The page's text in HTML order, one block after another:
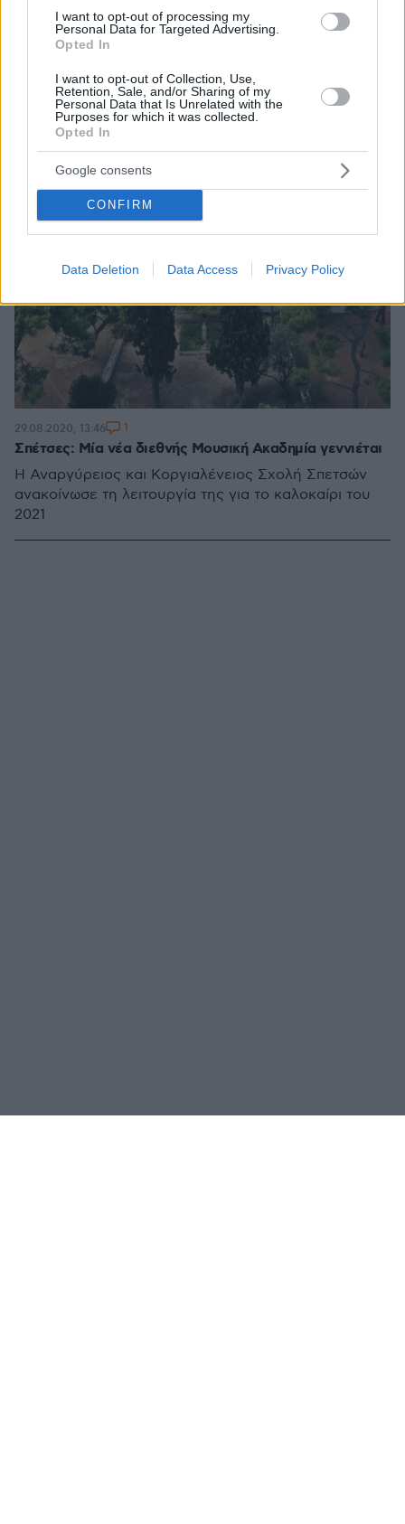
I want to opt-out of processing my
Personal Data for Targeted Advertising.
Opted In
I want to opt-out of Collection, Use,
Retention, Sale, and/or Sharing of my
Personal Data that Is Unrelated with the
Purposes for which it was collected.
Opted In
Google consents
CONFIRM
Data Deletion Data Access Privacy Policy
Σπέτσες: Μία νέα διεθνής Μουσική Ακαδημία γεννιέται
Η Αναργύρειος και Κοργιαλένειος Σχολή Σπετσών
ανακοίνωσε τη λειτουργία της για το καλοκαίρι του
2021
29.08.2020, 13:46 1